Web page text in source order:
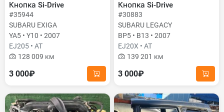
Кнопка Si-Drive
#35944
SUBARU EXIGA
YA5 • Y10 • 2007
EJ205 • AT
128 009 км
3 000₽
Кнопка Si-Drive
#30883
SUBARU LEGACY
BP5 • B13 • 2007
EJ20X • AT
139 201 км
3 000₽